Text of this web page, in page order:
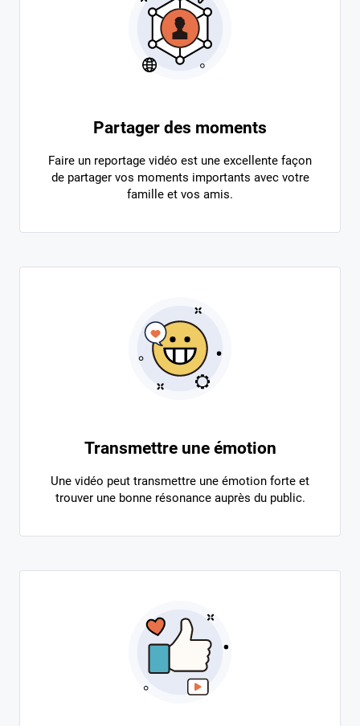
Partager des moments
Faire un reportage vidéo est une excellente façon
de partager vos moments importants avec votre
famille et vos amis.
Transmettre une émotion
Une vidéo peut transmettre une émotion forte et
trouver une bonne résonance auprès du public.